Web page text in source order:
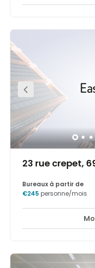
Charpennes. Cet
métro Charpennes, à
magasins.
23 rue crepet,
élégants et bien
normes de qualité
Bureaux à partir de
€245 personne/mois